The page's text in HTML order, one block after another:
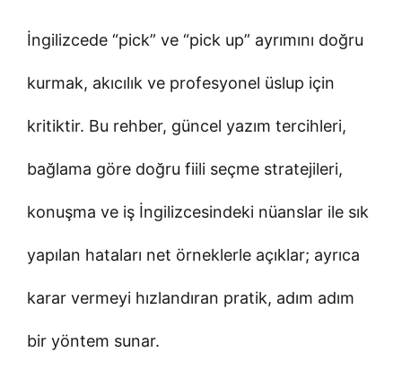
İngilizcede “pick” ve “pick up” ayrımını doğru
kurmak, akıcılık ve profesyonel üslup için
kritiktir. Bu rehber, güncel yazım tercihleri,
bağlama göre doğru fiili seçme stratejileri,
konuşma ve iş İngilizcesindeki nüanslar ile sık
yapılan hataları net örneklerle açıklar; ayrıca
karar vermeyi hızlandıran pratik, adım adım
bir yöntem sunar.